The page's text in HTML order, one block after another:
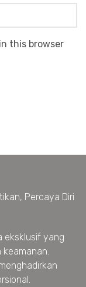
this browser
Percaya Diri
eksklusif yang